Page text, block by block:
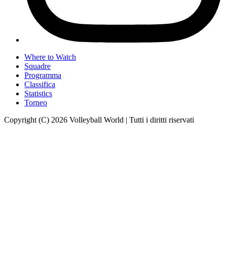
Where to Watch
Squadre
Programma
Classifica
Statistics
Torneo
Copyright (C) 2026 Volleyball World | Tutti i diritti riservati